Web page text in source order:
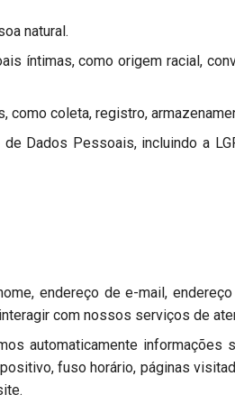
natural.
íntimas, como origem racial,
como coleta, registro,
Dados Pessoais, incluindo a
endereço de e-mail,
com nossos serviços de
automaticamente
fuso horário, páginas